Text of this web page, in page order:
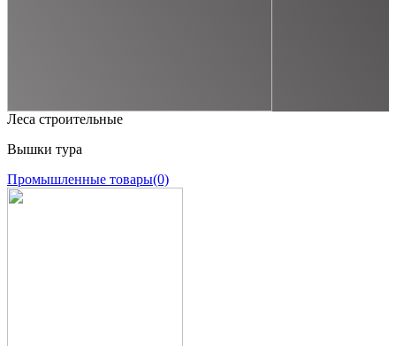
Леса строительные
Вышки тура
Промышленные товары(0)